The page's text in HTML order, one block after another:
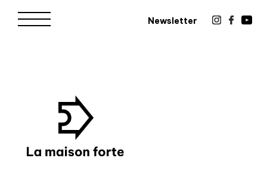
Newsletter